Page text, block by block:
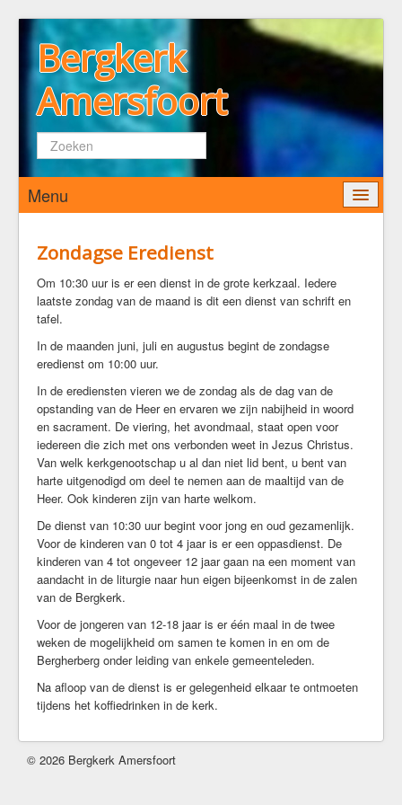
Bergkerk
Amersfoort
Zoeken...
Menu
Wie zijn wij
De Bergkerk
Predikant
Kerkenraad
Diaconaat
Kerkrentmeesters
Kerkmuziek
Geschiedenis
Veilige kerk
Kerkdiensten
Komende Erediensten
Kapeldienst
Zondagse Eredienst
Avondgebed
Bijzondere diensten
Ouder-en-kind vieringen
Commissie Eredienst
Zondagse Eredienst
Om 10:30 uur is er een dienst in de grote kerkzaal. Iedere
laatste zondag van de maand is dit een dienst van schrift en
tafel.
In de maanden juni, juli en augustus begint de zondagse
eredienst om 10:00 uur.
In de erediensten vieren we de zondag als de dag van de
opstanding van de Heer en ervaren we zijn nabijheid in woord
en sacrament. De viering, het avondmaal, staat open voor
iedereen die zich met ons verbonden weet in Jezus Christus.
Van welk kerkgenootschap u al dan niet lid bent, u bent van
harte uitgenodigd om deel te nemen aan de maaltijd van de
Heer. Ook kinderen zijn van harte welkom.
De dienst van 10:30 uur begint voor jong en oud gezamenlijk.
Voor de kinderen van 0 tot 4 jaar is er een oppasdienst. De
kinderen van 4 tot ongeveer 12 jaar gaan na een moment van
aandacht in de liturgie naar hun eigen bijeenkomst in de zalen
van de Bergkerk.
Voor de jongeren van 12-18 jaar is er één maal in de twee
weken de mogelijkheid om samen te komen in en om de
Bergherberg onder leiding van enkele gemeenteleden.
Na afloop van de dienst is er gelegenheid elkaar te ontmoeten
tijdens het koffiedrinken in de kerk.
© 2026 Bergkerk Amersfoort